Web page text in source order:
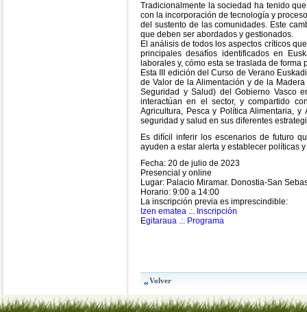
Tradicionalmente la sociedad ha tenido
con la incorporación de tecnología y
del sustento de las comunidades. Este
que deben ser abordados y gestionados.
El análisis de todos los aspectos críticos
principales desafíos identificados en
laborales y, cómo esta se traslada de
Esta III edición del Curso de Verano
de Valor de la Alimentación y de la
Seguridad y Salud) del Gobierno Vasco
interactúan en el sector, y compartido
Agricultura, Pesca y Política Alimentaria,
seguridad y salud en sus diferentes
Es difícil inferir los escenarios de futuro
ayuden a estar alerta y establecer políticas
Fecha: 20 de julio de 2023
Presencial y online
Lugar: Palacio Miramar. Donostia-San
Horario: 9:00 a 14:00
La inscripción previa es imprescindible:
Izen ematea .:. Inscripción
Egitaraua .:. Programa